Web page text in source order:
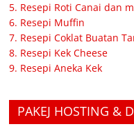
5. Resepi Roti Canai dan
6. Resepi Muffin
7. Resepi Coklat Buatan
8. Resepi Kek Cheese
9. Resepi Aneka Kek
PAKEJ HOSTING &